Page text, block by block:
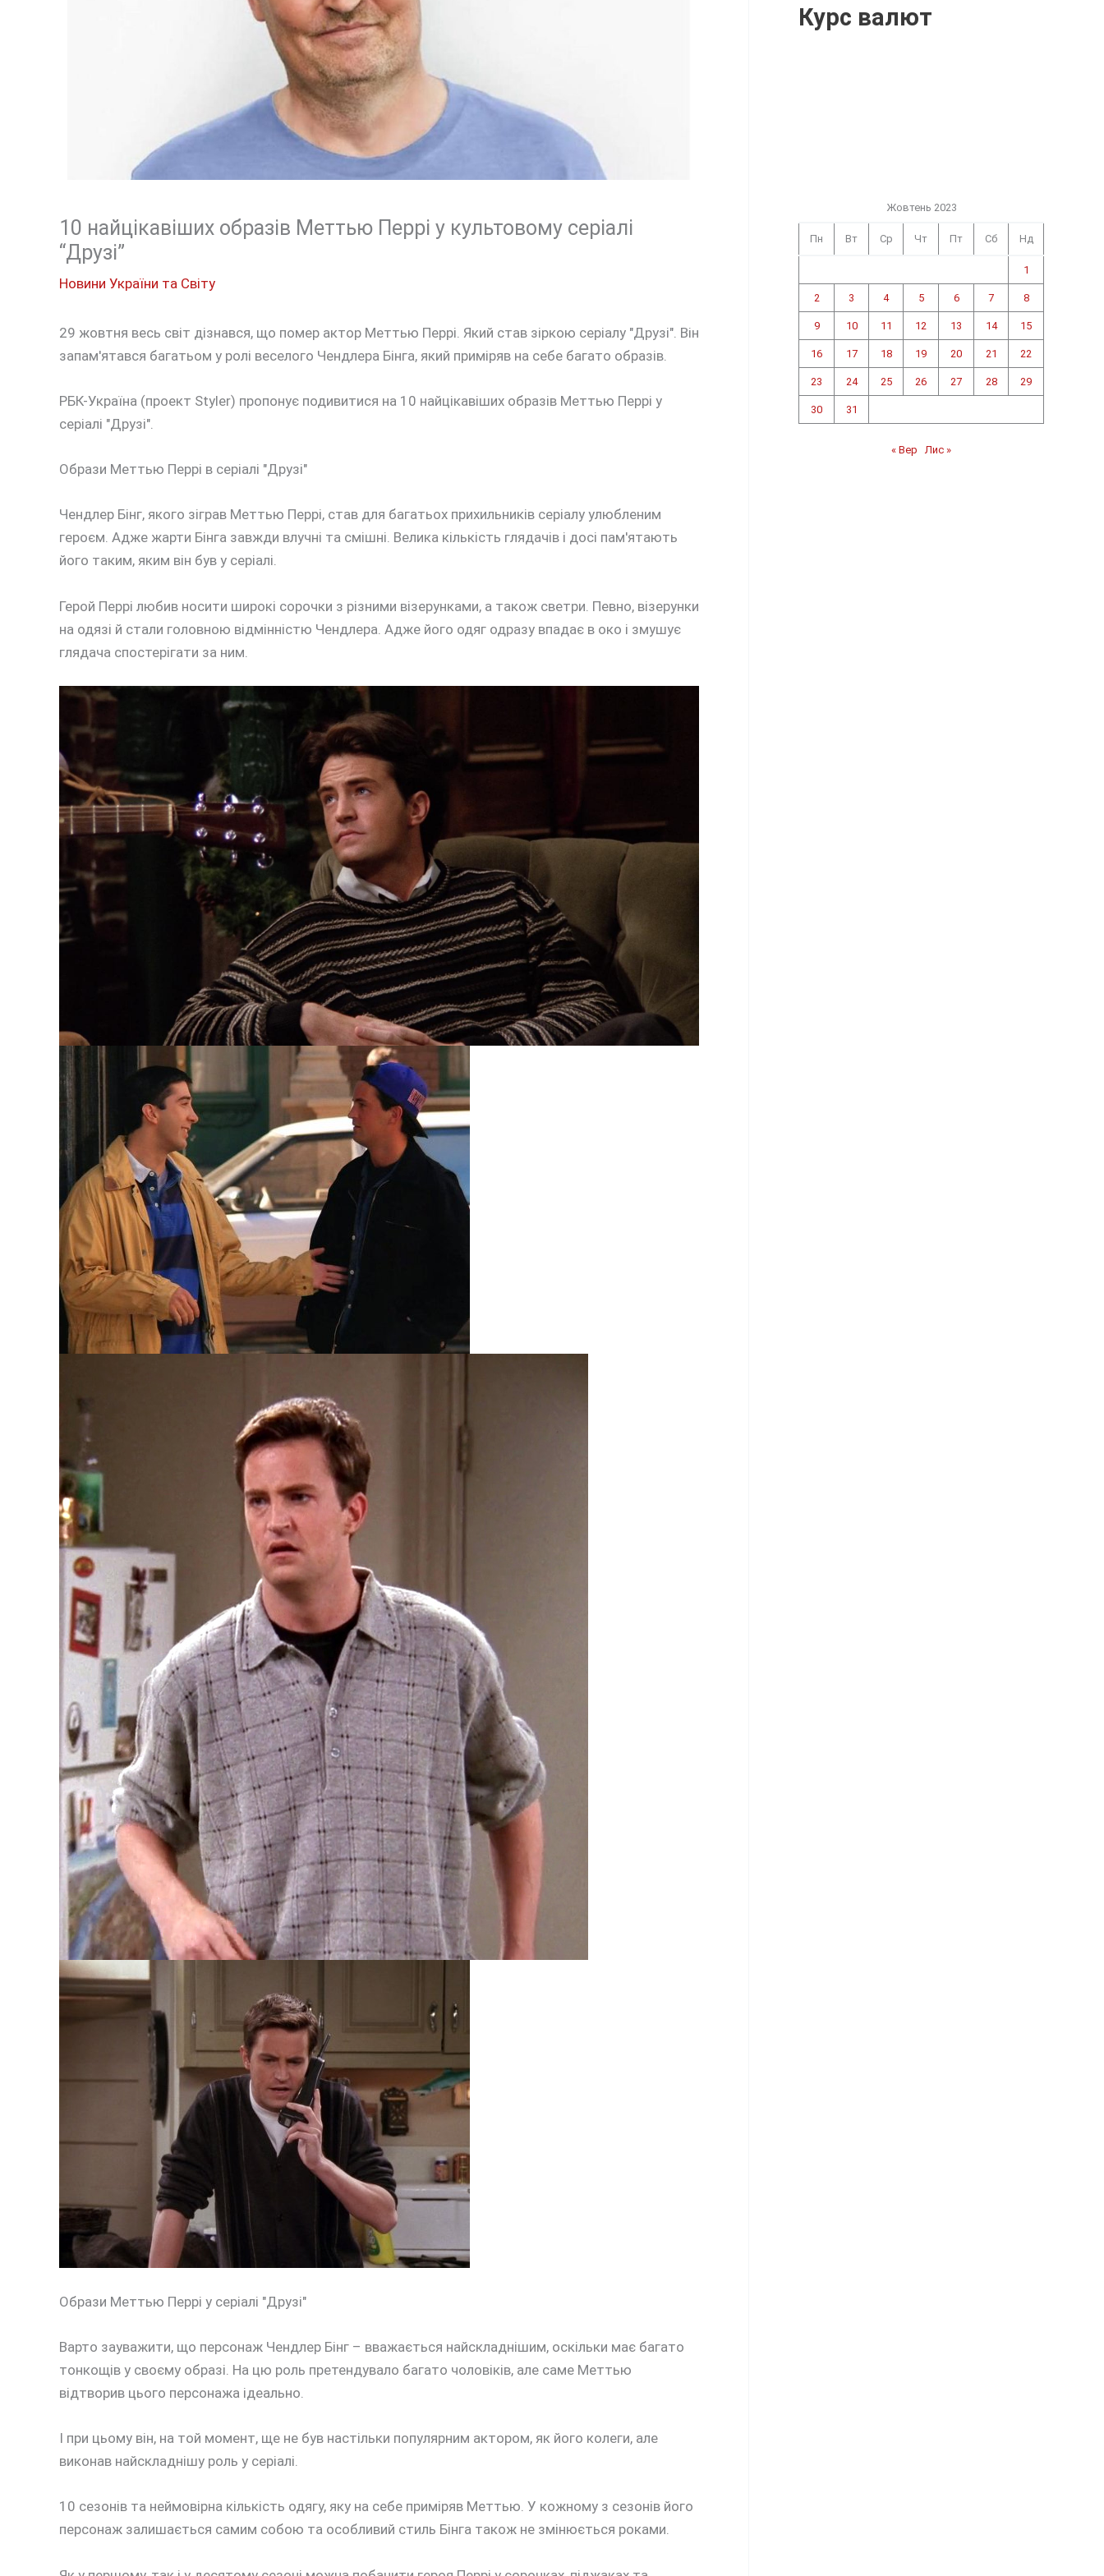
10 найцікавіших образів Меттью Перрі у культовому серіалі
“Друзі”
Новини України та Світу
29 жовтня весь світ дізнався, що помер актор Меттью Перрі. Який став зіркою серіалу "Друзі". Він
запам'ятався багатьом у ролі веселого Чендлера Бінга, який приміряв на себе багато образів.
РБК-Україна (проект Styler) пропонує подивитися на 10 найцікавіших образів Меттью Перрі у
серіалі "Друзі".
Образи Меттью Перрі в серіалі "Друзі"
Чендлер Бінг, якого зіграв Меттью Перрі, став для багатьох прихильників серіалу улюбленим
героєм. Адже жарти Бінга завжди влучні та смішні. Велика кількість глядачів і досі пам'ятають
його таким, яким він був у серіалі.
Герой Перрі любив носити широкі сорочки з різними візерунками, а також светри. Певно, візерунки
на одязі й стали головною відмінністю Чендлера. Адже його одяг одразу впадає в око і змушує
глядача спостерігати за ним.
Образи Меттью Перрі у серіалі "Друзі"
Варто зауважити, що персонаж Чендлер Бінг – вважається найскладнішим, оскільки має багато
тонкощів у своєму образі. На цю роль претендувало багато чоловіків, але саме Меттью
відтворив цього персонажа ідеально.
І при цьому він, на той момент, ще не був настільки популярним актором, як його колеги, але
виконав найскладнішу роль у серіалі.
10 сезонів та неймовірна кількість одягу, яку на себе приміряв Меттью. У кожному з сезонів його
персонаж залишається самим собою та особливий стиль Бінга також не змінюється роками.
Курс валют
Жовтень 2023
Пн Вт Ср Чт Пт Сб Нд
1
2 3 4 5 6 7 8
9 10 11 12 13 14 15
16 17 18 19 20 21 22
23 24 25 26 27 28 29
30 31
« Вер Лис »